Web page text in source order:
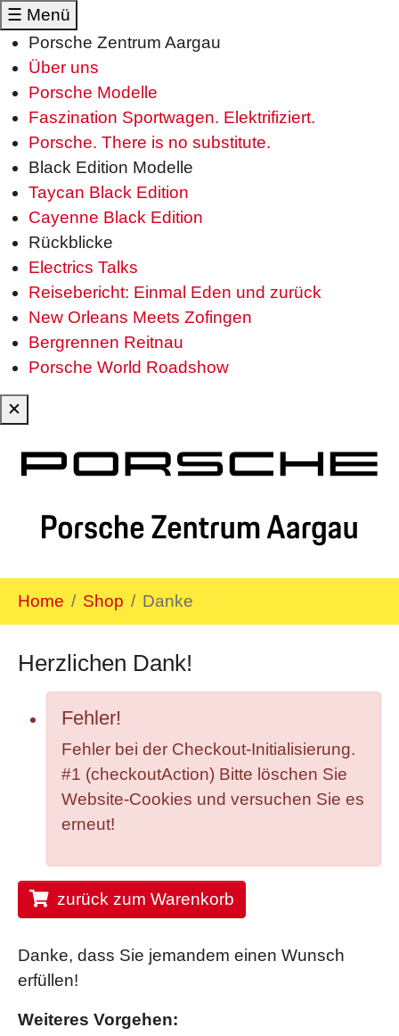
☰ Menü
Porsche Zentrum Aargau
Über uns
Porsche Modelle
Faszination Sportwagen. Elektrifiziert.
Porsche. There is no substitute.
Black Edition Modelle
Taycan Black Edition
Cayenne Black Edition
Rückblicke
Electrics Talks
Reisebericht: Einmal Eden und zurück
New Orleans Meets Zofingen
Bergrennen Reitnau
Porsche World Roadshow
✕
Home Shop Danke
Herzlichen Dank!
Fehler!
Fehler bei der Checkout-Initialisierung.
#1 (checkoutAction) Bitte löschen Sie
Website-Cookies und versuchen Sie es
erneut!
zurück zum Warenkorb
Danke, dass Sie jemandem einen Wunsch
erfüllen!
Weiteres Vorgehen: